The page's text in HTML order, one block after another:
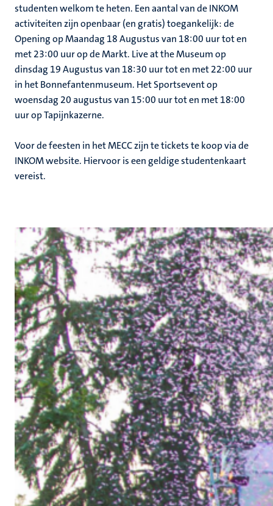
studenten welkom te heten. Een aantal van de INKOM
activiteiten zijn openbaar (en gratis) toegankelijk: de
Opening op Maandag 18 Augustus van 18:00 uur tot en
met 23:00 uur op de Markt. Live at the Museum op
dinsdag 19 Augustus van 18:30 uur tot en met 22:00 uur
in het Bonnefantenmuseum. Het Sportsevent op
woensdag 20 augustus van 15:00 uur tot en met 18:00
uur op Tapijnkazerne.
Voor de feesten in het MECC zijn te tickets te koop via de
INKOM website. Hiervoor is een geldige studentenkaart
vereist.